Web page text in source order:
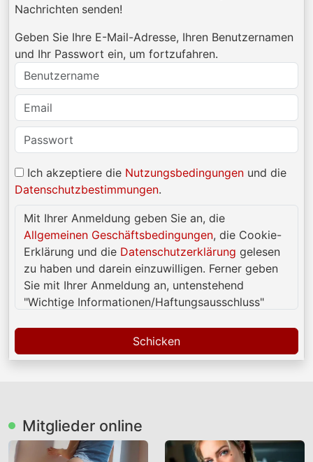
Nachrichten senden!
Geben Sie Ihre E-Mail-Adresse, Ihren Benutzernamen
und Ihr Passwort ein, um fortzufahren.
Ich akzeptiere die Nutzungsbedingungen und die
Datenschutzbestimmungen.
Mit Ihrer Anmeldung geben Sie an, die
Allgemeinen Geschäftsbedingungen, die Cookie-
Erklärung und die Datenschutzerklärung gelesen
zu haben und darein einzuwilligen. Ferner geben
Sie mit Ihrer Anmeldung an, untenstehend
"Wichtige Informationen/Haftungsausschluss"
Sind Sie jünger, dann verlassen Sie diese
Website sofort!
Schicken
Mitglieder online